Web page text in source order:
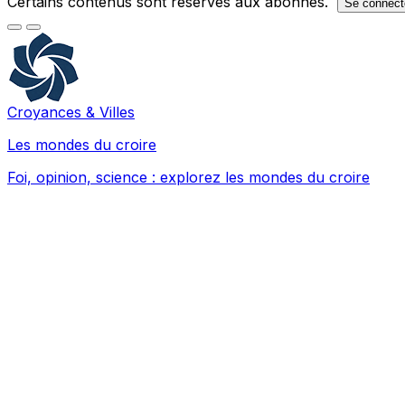
Se
Croyances & Villes
Les mondes du croire
Foi, opinion, science : explorez les mondes du croire